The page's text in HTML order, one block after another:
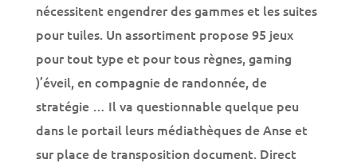
nécessitent engendrer des gammes et les suites
pour tuiles. Un assortiment propose 95 jeux
pour tout type et pour tous règnes, gaming
)’éveil, en compagnie de randonnée, de
stratégie … Il va questionnable quelque peu
dans le portail leurs médiathèques de Anse et
sur place de transposition document. Direct